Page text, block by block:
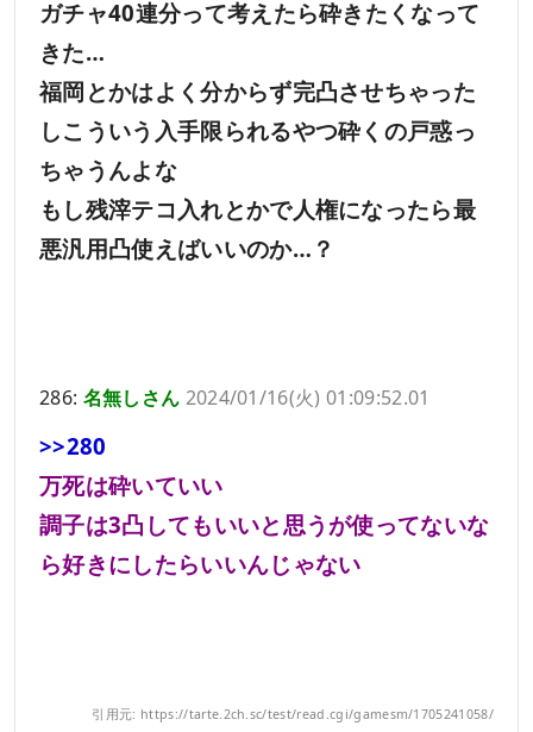
ガチャ40連分って考えたら砕きたくなって
きた…
福岡とかはよく分からず完凸させちゃった
しこういう入手限られるやつ砕くの戸惑っ
ちゃうんよな
もし残滓テコ入れとかで人権になったら最
悪汎用凸使えばいいのか…？
286: 名無しさん 2024/01/16(火) 01:09:52.01
>>280
万死は砕いていい
調子は3凸してもいいと思うが使ってないな
ら好きにしたらいいんじゃない
引用元: https://tarte.2ch.sc/test/read.cgi/gamesm/1705241058/